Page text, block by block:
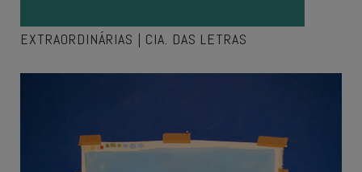
EXTRAORDINÁRIAS | CIA. DAS LETRAS